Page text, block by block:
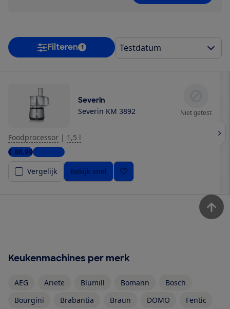
Filteren 1
Severin
Severin KM 3892 Niet getest
Foodprocessor | 1,5 l
€ 86,993 winkels
Vergelijk
Bekijk snel
Keukenmachines per merk
AEG Ariete Blumill Bomann
Bosch
Bourgini
Brabantia Braun DOMO
Fentic